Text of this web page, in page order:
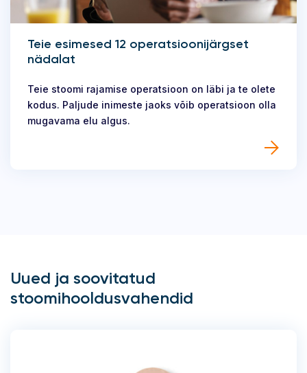
Teie esimesed 12 operatsioonijärgset
nädalat
Teie stoomi rajamise operatsioon on läbi ja te olete
kodus. Paljude inimeste jaoks võib operatsioon olla
mugavama elu algus.
Uued ja soovitatud
stoomihooldusvahendid